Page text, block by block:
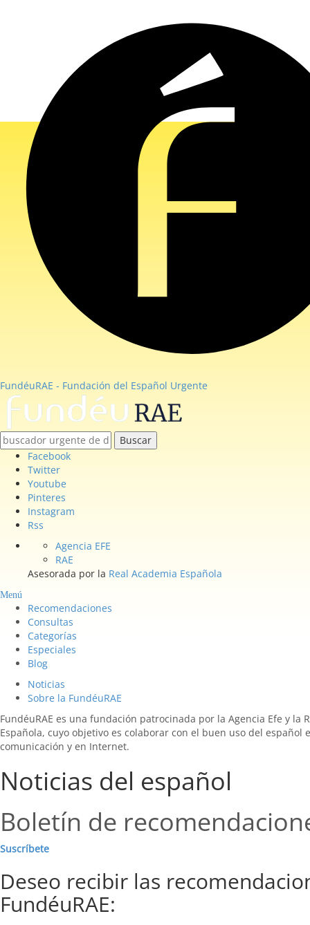
FundéuRAE - Fundación del Español Urgente
Buscar
Facebook
Twitter
Youtube
Pinteres
Instagram
Rss
Agencia EFE
RAE
Asesorada por la Real Academia Española
Menú
Recomendaciones
Consultas
Categorías
Especiales
Blog
Noticias
Sobre la FundéuRAE
FundéuRAE es una fundación patrocinada por la Agencia Efe y la
Española, cuyo objetivo es colaborar con el buen uso del español
comunicación y en Internet.
Noticias del español
Boletín de
Suscríbete
Deseo recibir las
FundéuRAE: